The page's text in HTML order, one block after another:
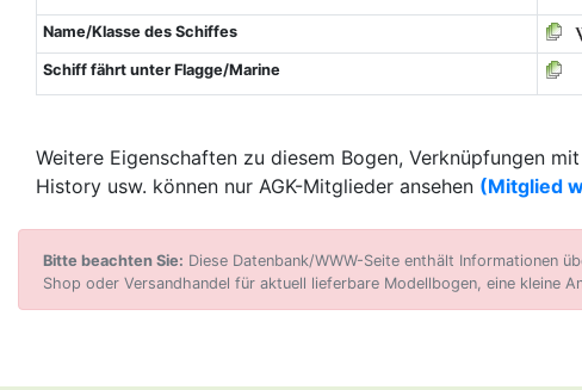
Name/Klasse des Schiffes
Schiff fährt unter Flagge/Marine
Weitere Eigenschaften zu diesem Bogen, Verknüpfungen
History usw. können nur AGK-Mitglieder ansehen (Mitglied
Bitte beachten Sie: Diese Datenbank/WWW-Seite enthält Informationen
Shop oder Versandhandel für aktuell lieferbare Modellbogen, eine kleine